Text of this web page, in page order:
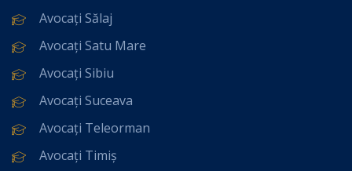
Avocați Sălaj
Avocați Satu Mare
Avocați Sibiu
Avocați Suceava
Avocați Teleorman
Avocați Timiș